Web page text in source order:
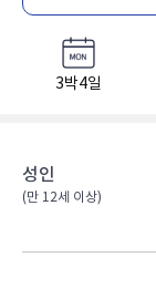
3박4일
성인
(만 12세 이상)​